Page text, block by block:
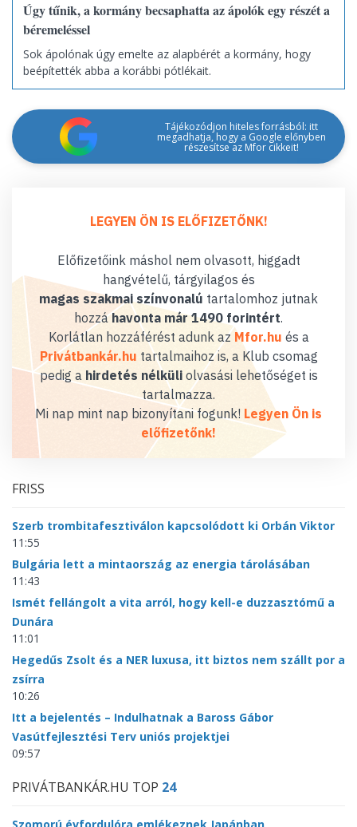
Úgy tűnik, a kormány becsaphatta az ápolók egy részét a
béremeléssel
Sok ápolónak úgy emelte az alapbérét a kormány, hogy
beépítették abba a korábbi pótlékait.
Tájékozódjon hiteles forrásból: itt
megadhatja, hogy a Google előnyben
részesítse az Mfor cikkeit!
LEGYEN ÖN IS ELŐFIZETŐNK!
Előfizetőink máshol nem olvasott, higgadt
hangvételű, tárgyilagos és
magas szakmai színvonalú tartalomhoz jutnak
hozzáhavonta már 1490 forintért.
Korlátlan hozzáférést adunk az Mfor.hu és a
Privátbankár.hu tartalmaihoz is, a Klub csomag
pedig a hirdetés nélküliolvasási lehetőséget is
tartalmazza.
Mi nap mint nap bizonyítani fogunk! Legyen Ön is
előfizetőnk!
FRISS
Szerb trombitafesztiválon kapcsolódott ki Orbán Viktor
11:55
Bulgária lett a mintaország az energia tárolásában
11:43
Ismét fellángolt a vita arról, hogy kell-e duzzasztómű a
Dunára
11:01
Hegedűs Zsolt és a NER luxusa, itt biztos nem szállt por a
zsírra
10:26
Itt a bejelentés – Indulhatnak a Baross Gábor
Vasútfejlesztési Terv uniós projektjei
09:57
PRIVÁTBANKÁR.HU TOP 24